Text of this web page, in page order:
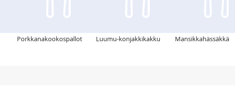
Porkkanakookospallot Luumu-konjakkikakku Mansikkahässäkkä